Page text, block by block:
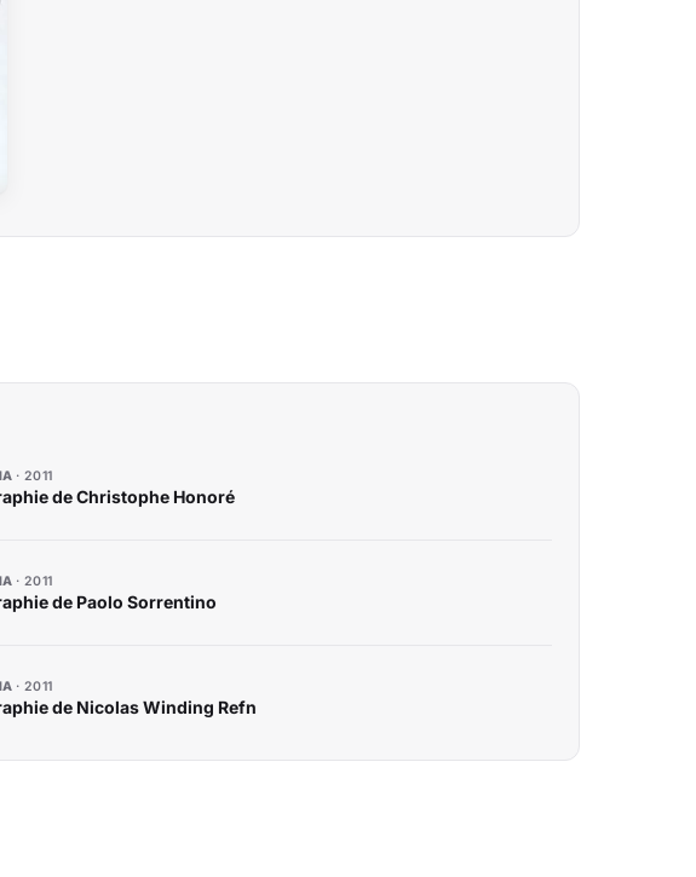
2011
de Christophe Honoré
2011
de Paolo Sorrentino
2011
de Nicolas Winding Refn